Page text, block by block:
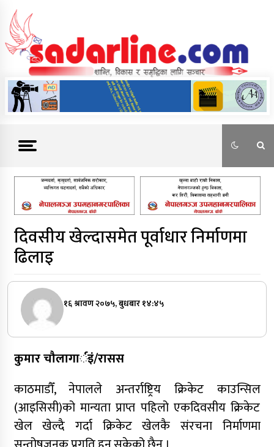
content
News For Nepal
दिवसीय खेल्दासमेत पूर्वाधार निर्माणमा
ढिलाइ
१६ श्रावण २०७५, बुधबार १४:४५
कुमार चौलागार्इं/रासस
काठमाडौँ, नेपालले अन्तर्राष्ट्रिय क्रिकेट काउन्सिल
(आइसिसी)को मान्यता प्राप्त पहिलो एकदिवसीय क्रिकेट
खेल खेल्दै गर्दा क्रिकेट खेलकै संरचना निर्माणमा